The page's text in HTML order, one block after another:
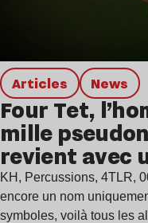
Articles news
Four Tet,
mille
revient avec
single
KH, Percussions, 4TLR,
encore un nom
symboles, voilà tous les